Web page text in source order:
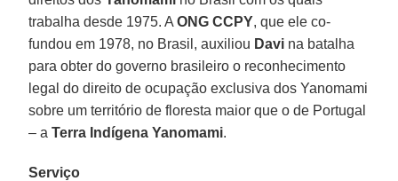
trabalha desde 1975. AONG CCPY, que ele co-
fundou em 1978, no Brasil, auxiliou Davi na batalha
para obter do governo brasileiro o reconhecimento
legal do direito de ocupação exclusiva dos Yanomami
sobre um território de floresta maior que o de Portugal
– aTerra Indígena Yanomami.
Serviço